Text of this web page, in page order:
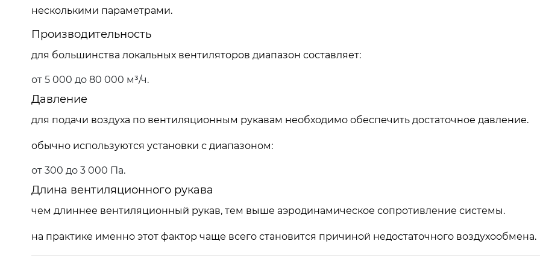
несколькими параметрами.
Производительность
для большинства локальных вентиляторов диапазон составляет:
от 5 000 до 80 000 м³/ч.
Давление
для подачи воздуха по вентиляционным рукавам необходимо обеспечить достаточное давление.
обычно используются установки с диапазоном:
от 300 до 3 000 Па.
Длина вентиляционного рукава
чем длиннее вентиляционный рукав, тем выше аэродинамическое сопротивление системы.
на практике именно этот фактор чаще всего становится причиной недостаточного воздухообмена.